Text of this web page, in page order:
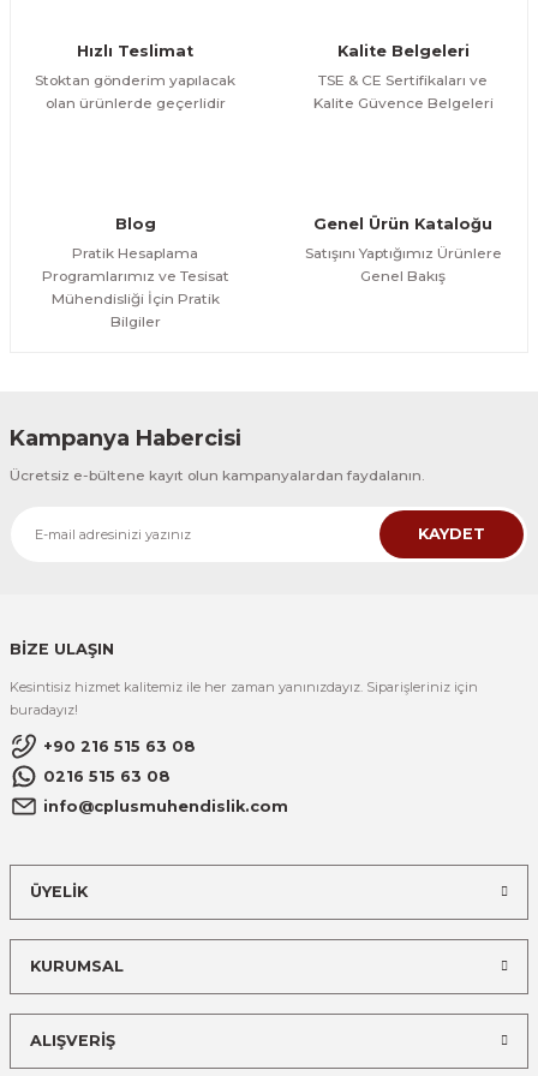
Bu ürüne benzer farklı alternatifler olmalı.
Hızlı Teslimat
Stoktan gönderim yapılacak
olan ürünlerde geçerlidir
Kalite Belgeleri
TSE & CE Sertifikaları ve
Kalite Güvence Belgeleri
Blog
Pratik Hesaplama
Programlarımız ve Tesisat
Mühendisliği İçin Pratik
Bilgiler
Genel Ürün Kataloğu
Satışını Yaptığımız Ürünlere
Genel Bakış
Kampanya Habercisi
Ücretsiz e-bültene kayıt olun kampanyalardan faydalanın.
KAYDET
BİZE ULAŞIN
Kesintisiz hizmet kalitemiz ile her zaman yanınızdayız. Siparişleriniz için
buradayız!
+90 216 515 63 08
0216 515 63 08
info@cplusmuhendislik.com
ÜYELİK
KURUMSAL
ALIŞVERİŞ